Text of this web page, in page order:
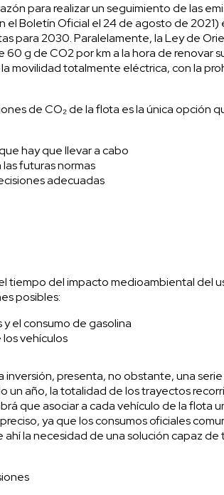
para realizar un seguimiento de las
el Boletín Oficial el 24 de agosto de
para 2030. Paralelamente, la Ley de
g de CO2 por km a la hora de renovar
movilidad totalmente eléctrica, con la
de CO₂ de la flota es la única opción
hay que llevar a cabo
futuras normas
adecuadas
tiempo del impacto medioambiental del
posibles:
el consumo de gasolina
vehículos
presenta, no obstante, una
un año, la totalidad de los trayectos
que asociar a cada vehículo de la flota
ya que los consumos oficiales
la necesidad de una solución capaz de